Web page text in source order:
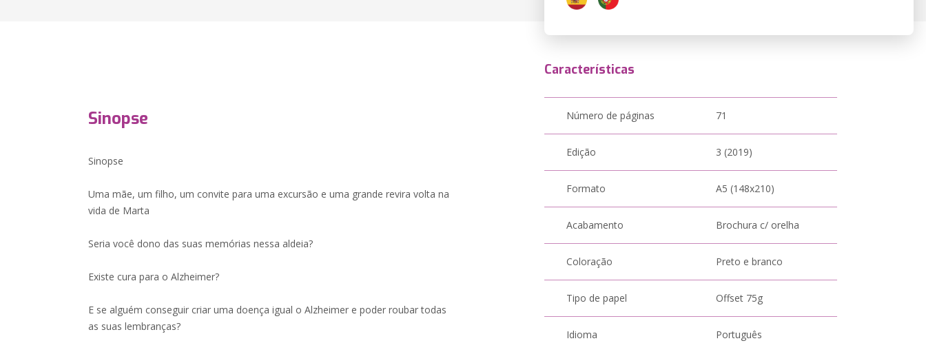
Sinopse
Sinopse
Uma mãe, um filho, um convite para uma excursão e uma grande revira volta na
vida de Marta
Seria você dono das suas memórias nessa aldeia?
Existe cura para o Alzheimer?
E se alguém conseguir criar uma doença igual o Alzheimer e poder roubar todas
as suas lembranças?
Características
Número de páginas 71
Edição 3 (2019)
Formato A5 (148x210)
Acabamento Brochura c/ orelha
Coloração Preto e branco
Tipo de papel Offset 75g
Idioma Português